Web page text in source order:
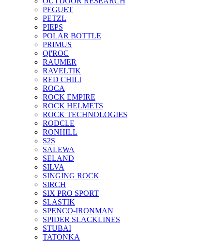
PEGUET
PETZL
PIEPS
POLAR BOTTLE
PRIMUS
QI'ROC
RAUMER
RAVELTIK
RED CHILI
ROCA
ROCK EMPIRE
ROCK HELMETS
ROCK TECHNOLOGIES
RODCLE
RONHILL
S2S
SALEWA
SELAND
SILVA
SINGING ROCK
SIRCH
SIX PRO SPORT
SLASTIK
SPENCO-IRONMAN
SPIDER SLACKLINES
STUBAI
TATONKA